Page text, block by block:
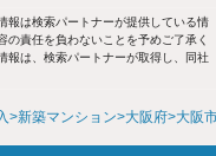
報は検索パートナーが提供している情
責任を負わないことを予めご了承く
報は、検索パートナーが取得し、同社
新築マンション 大阪府 大阪